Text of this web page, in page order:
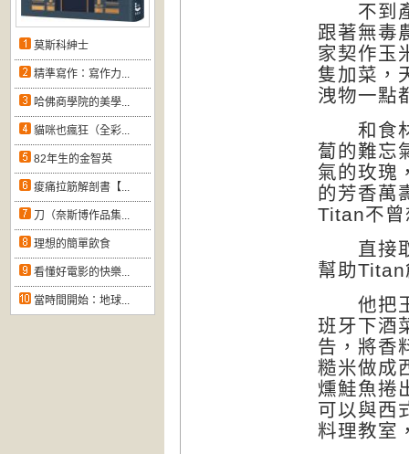
莫斯科紳士
精準寫作：寫作力...
哈佛商學院的美學...
貓咪也瘋狂（全彩...
82年生的金智英
痠痛拉筋解剖書【...
刀（奈斯博作品集...
理想的簡單飲食
看懂好電影的快樂...
當時間開始：地球...
不到產
跟著無毒
家契作玉
隻加菜，
洩物一點
和食材
蔔的難忘
氣的玫瑰
的芳香萬
Titan不曾
直接取
幫助
他把玉
班牙下酒
告，將香
糙米做成
燻鮭魚捲
可以與西
料理教室